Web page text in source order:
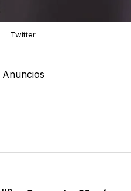
Twitter
Anuncios